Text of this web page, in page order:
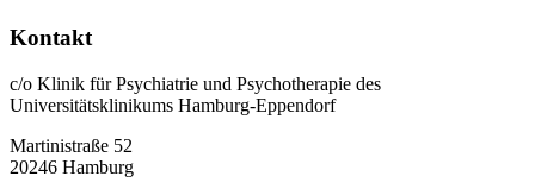
Kontakt
c/o Klinik für Psychiatrie und Psychotherapie des
Universitätsklinikums Hamburg-Eppendorf
Martinistraße 52
20246 Hamburg